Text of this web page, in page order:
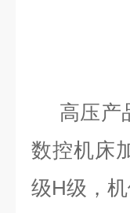
高压产
数控机床
级H级，